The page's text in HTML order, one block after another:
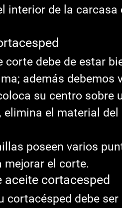
interior de la
corte debe de estar
además debemos
su centro sobre
elimina el material
poseen varios
mejorar el corte.
aceite cortacesped
cortacésped debe